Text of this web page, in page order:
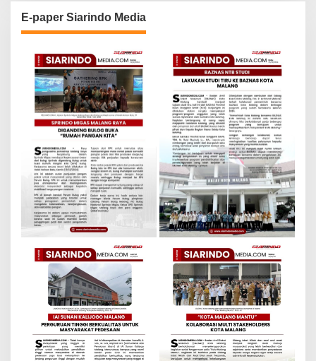
E-paper Siarindo Media